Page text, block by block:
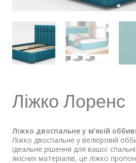
Ліжко Лоренс
Ліжко двоспальне у м’якій
Ліжко двоспальне у велюровій
ідеальне рішення для вашої
якісних матеріалів, це ліжко